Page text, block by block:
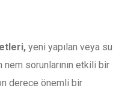
yeni yapılan veya su
nem sorunlarının etkili bir
derece önemli bir